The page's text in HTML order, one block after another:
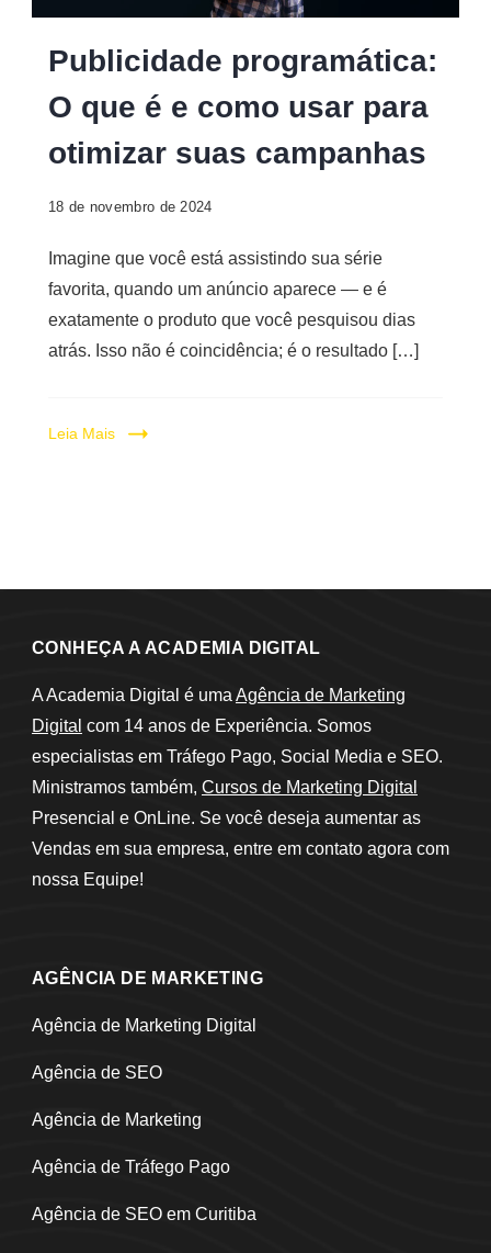
Digital
Publicidade programática:
O que é e como usar para
otimizar suas campanhas
18 de novembro de 2024
Imagine que você está assistindo sua série
favorita, quando um anúncio aparece — e é
exatamente o produto que você pesquisou dias
atrás. Isso não é coincidência; é o resultado […]
Leia Mais
CONHEÇA A ACADEMIA DIGITAL
A Academia Digital é uma Agência de Marketing
Digital com 14 anos de Experiência. Somos
especialistas em Tráfego Pago, Social Media e SEO.
Ministramos também, Cursos de Marketing Digital
Presencial e OnLine. Se você deseja aumentar as
Vendas em sua empresa, entre em contato agora com
nossa Equipe!
AGÊNCIA DE MARKETING
Agência de Marketing Digital
Agência de SEO
Agência de Marketing
Agência de Tráfego Pago
Agência de SEO em Curitiba